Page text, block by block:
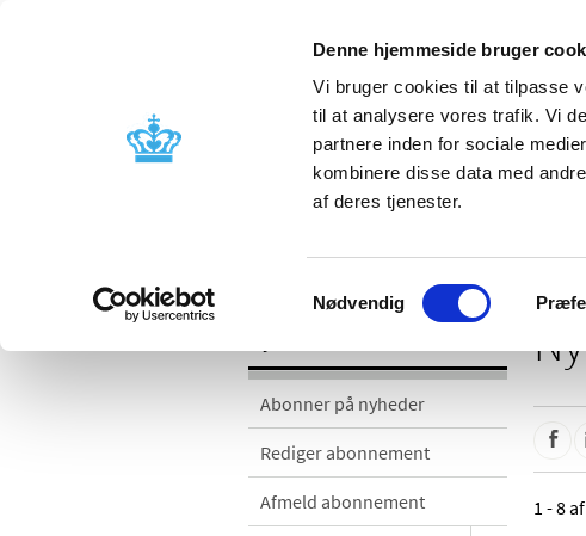
Denne hjemmeside bruger
Vi bruger cookies til at tilpasse
til at analysere vores trafik. Vi
partnere inden for sociale
kombinere disse data med
af deres tjenester.
Samtykkevalg
Nødvendig
Godkendelse og
Bivirkninger og
produktinformation
Abonner på nyheder
Rediger abonnement
Afmeld abonnement 1 - 8